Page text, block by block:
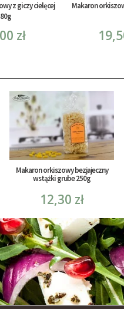
z giczy cielęcej
zł
Makaron
Makaron orkiszowy bezjajeczny
wstążki grube 250g
12,30 zł